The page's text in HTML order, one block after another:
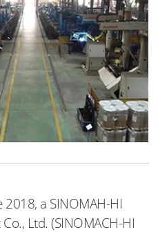
2018, a SINOMAH-HI
Ltd. (SINOMACH-HI